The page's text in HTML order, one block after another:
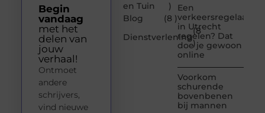
en Tuin
)
Blog
(8 )
Dienstverlening
(8
)
Een
verkeersregelaar
in Utrecht
regelen? Dat
doe je gewoon
online
Voorkom
schurende
bovenbenen
bij mannen
Begin
vandaag
met het
delen van
jouw
verhaal!
Ontmoet
andere
schrijvers,
vind nieuwe